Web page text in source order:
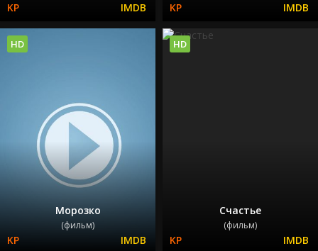
Морозко
(фильм)
HD
Счастье
(фильм)
HD